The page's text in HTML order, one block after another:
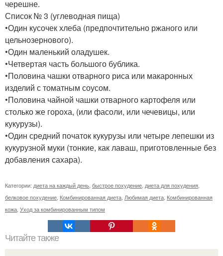
черешне.
Список № 3 (углеводная пища)
•Один кусочек хлеба (предпочтительно ржаного или
цельнозернового).
•Один маленький оладушек.
•Четвертая часть большого бублика.
•Половина чашки отварного риса или макаронных
изделий с томатным соусом.
•Половина чайной чашки отварного картофеля или
столько же гороха, (или фасоли, или чечевицы, или
кукурузы).
•Один средний початок кукурузы или четыре лепешки из
кукурузной муки (тонкие, как лаваш, приготовленные без
добавления сахара).
Категории: диета на каждый день быстрое похудение диета для похудения
белковое похудение Комбинированная диета Любимая диета Комбинированная
кожа Уход за комбинированным типом
Читайте также